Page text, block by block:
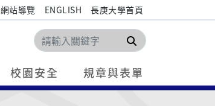
網站導覽 ENGLISH 長庚大學首頁
搜尋
校園安全 規章與表單